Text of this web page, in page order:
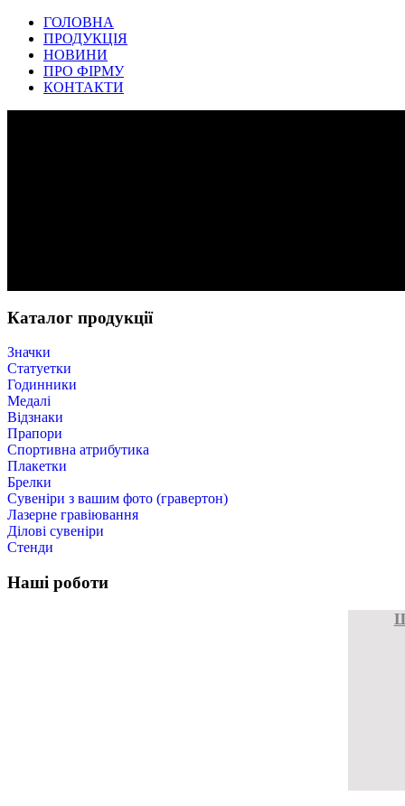
ГОЛОВНА
ПРОДУКЦІЯ
НОВИНИ
ПРО ФІРМУ
КОНТАКТИ
Каталог продукції
Значки
Статуетки
Годинники
Медалі
Відзнаки
Прапори
Спортивна атрибутика
Плакетки
Брелки
Cувеніри з вашим фото (гравертон)
Лазерне гравіювання
Ділові сувеніри
Стенди
Наші роботи